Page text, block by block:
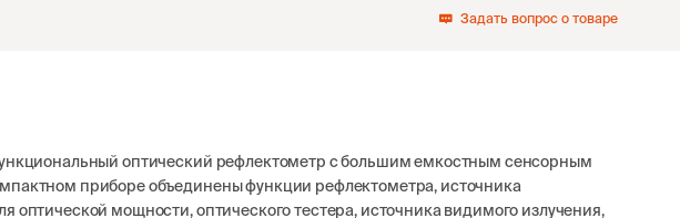
Задать вопрос о товаре
оптический рефлектометр с большим емкостным сенсорным
приборе объединены функции рефлектометра, источника
оптической мощности, оптического тестера, источника видимого излучения,